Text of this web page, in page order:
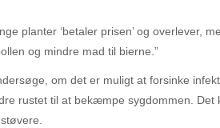
planter ‘betaler prisen’ og overlever,
og mindre mad til bierne.”
om det er muligt at forsinke
rustet til at bekæmpe sygdommen. Det